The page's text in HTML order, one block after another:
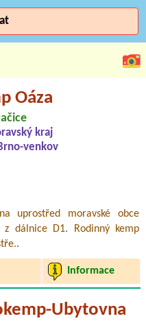
Oáza
kraj
venkov
uprostřed moravské obce
dálnice D1. Rodinný kemp
Informace
Ubytovna